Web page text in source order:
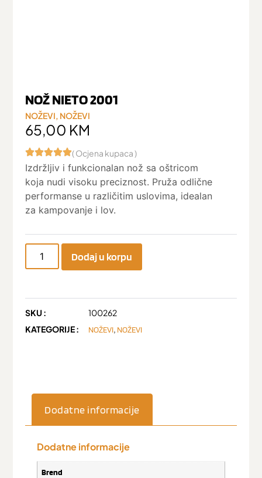
NOŽ NIETO 2001
NOŽEVI NOŽEVI
65,00 KM
( Ocjena kupaca )
Izdržljiv i funkcionalan nož sa oštricom
koja nudi visoku preciznost. Pruža odlične
performanse u različitim uslovima, idealan
za kampovanje i lov.
Dodaj u korpu
SKU :
100262
KATEGORIJE :
NOŽEVI, NOŽEVI
Dodatne informacije
Dodatne informacije
Brend